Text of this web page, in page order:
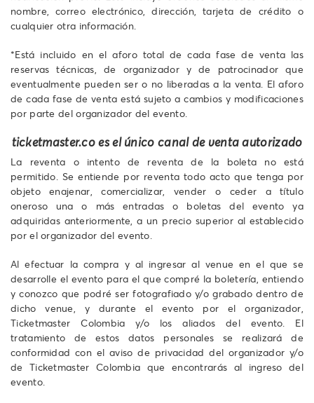
nombre, correo electrónico, dirección, tarjeta de crédito o
cualquier otra información.
*Está incluido en el aforo total de cada fase de venta las
reservas técnicas, de organizador y de patrocinador que
eventualmente pueden ser o no liberadas a la venta. El aforo
de cada fase de venta está sujeto a cambios y modificaciones
por parte del organizador del evento.
ticketmaster.co es el único canal de venta autorizado
La reventa o intento de reventa de la boleta no está
permitido. Se entiende por reventa todo acto que tenga por
objeto enajenar, comercializar, vender o ceder a título
oneroso una o más entradas o boletas del evento ya
adquiridas anteriormente, a un precio superior al establecido
por el organizador del evento.
Al efectuar la compra y al ingresar al venue en el que se
desarrolle el evento para el que compré la boletería, entiendo
y conozco que podré ser fotografiado y/o grabado dentro de
dicho venue, y durante el evento por el organizador,
Ticketmaster Colombia y/o los aliados del evento. El
tratamiento de estos datos personales se realizará de
conformidad con el aviso de privacidad del organizador y/o
de Ticketmaster Colombia que encontrarás al ingreso del
evento.